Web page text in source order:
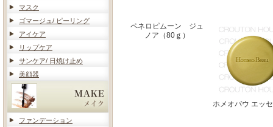
マスク
ゴマージュ/ ピーリング
アイケア
リップケア
サンケア/ 日焼け止め
美顔器
ファンデーション
ペネロピムーン ジュ
ノア（80ｇ）
ホメオバウ エッ